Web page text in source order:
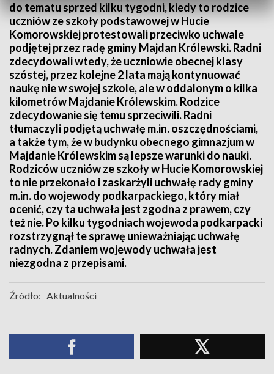
do tematu sprzed kilku tygodni, kiedy to rodzice
uczniów ze szkoły podstawowej w Hucie
Komorowskiej protestowali przeciwko uchwale
podjętej przez radę gminy Majdan Królewski. Radni
zdecydowali wtedy, że uczniowie obecnej klasy
szóstej, przez kolejne 2 lata mają kontynuować
naukę nie w swojej szkole, ale w oddalonym o kilka
kilometrów Majdanie Królewskim. Rodzice
zdecydowanie się temu sprzeciwili. Radni
tłumaczyli podjętą uchwałę m.in. oszczędnościami,
a także tym, że w budynku obecnego gimnazjum w
Majdanie Królewskim są lepsze warunki do nauki.
Rodziców uczniów ze szkoły w Hucie Komorowskiej
to nie przekonało i zaskarżyli uchwałę rady gminy
m.in. do wojewody podkarpackiego, który miał
ocenić, czy ta uchwała jest zgodna z prawem, czy
też nie. Po kilku tygodniach wojewoda podkarpacki
rozstrzygnął te sprawę unieważniając uchwałę
radnych. Zdaniem wojewody uchwała jest
niezgodna z przepisami.
Źródło: Aktualności